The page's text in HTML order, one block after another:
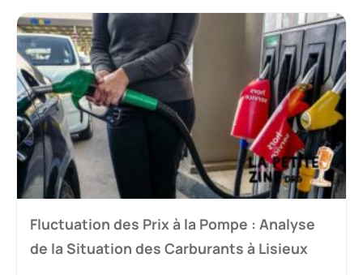
Fluctuation des Prix à la Pompe : Analyse
de la Situation des Carburants à Lisieux